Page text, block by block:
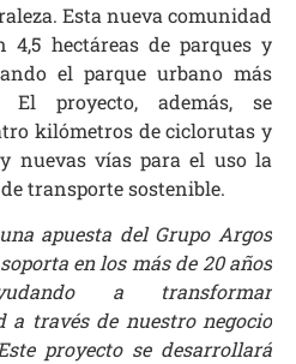
Esta nueva comunidad
4,5 hectáreas de parques y
el parque urbano más
proyecto, además, se
kilómetros de ciclorutas y
nuevas vías para el uso la
transporte sostenible.
apuesta del Grupo Argos
en los más de 20 años
a transformar
a través de nuestro negocio
proyecto se desarrollará